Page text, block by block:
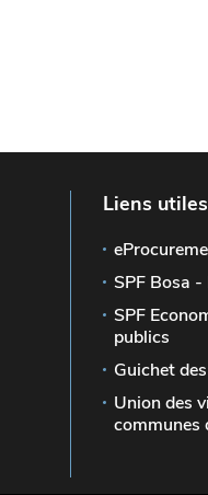
Liens utiles
SPF Bosa
SPF
publics
Guichet
Union des
communes